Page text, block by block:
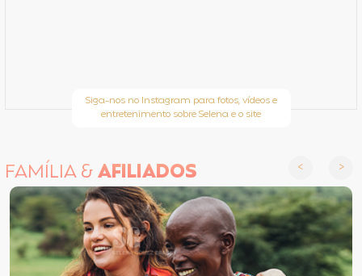
Siga-nos no Instagram para fotos, vídeos e
entretenimento sobre Selena e o site
FAMÍLIA &AFILIADOS